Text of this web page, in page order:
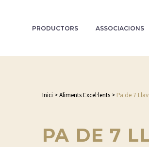
PRODUCTORS ASSOCIACIONS
Inici >Aliments Excel·lents > Pa de 7
PA DE 7